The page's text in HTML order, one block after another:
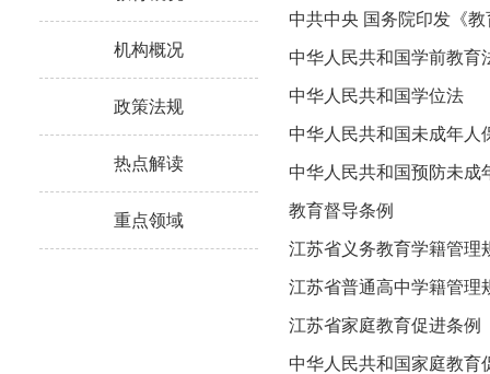
机构概况
政策法规
热点解读
重点领域
中共中央 国务院印发《
中华人民共和国学前教育
中华人民共和国学位法
中华人民共和国未成年人
中华人民共和国预防未成
教育督导条例
江苏省义务教育学籍管理
江苏省普通高中学籍管理
江苏省家庭教育促进条例
中华人民共和国家庭教育